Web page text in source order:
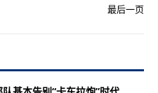
最后一页